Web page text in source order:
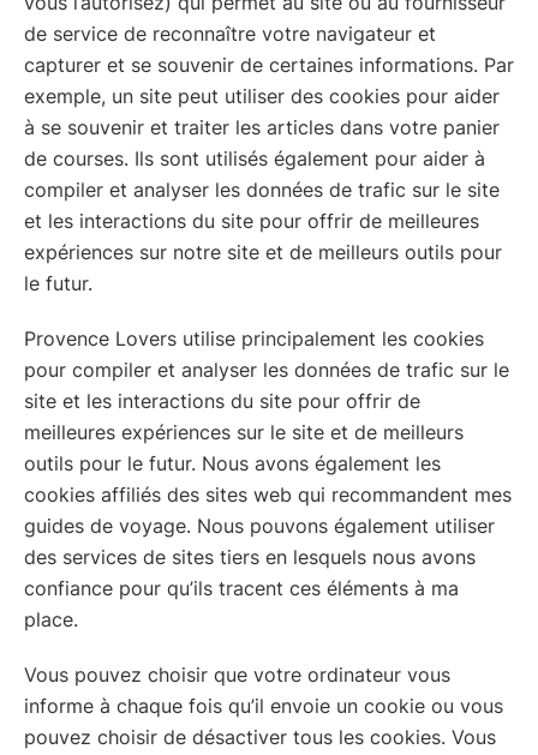
de service de reconnaître votre navigateur et
capturer et se souvenir de certaines informations. Par
exemple, un site peut utiliser des cookies pour aider
à se souvenir et traiter les articles dans votre panier
de courses. Ils sont utilisés également pour aider à
compiler et analyser les données de trafic sur le site
et les interactions du site pour offrir de meilleures
expériences sur notre site et de meilleurs outils pour
le futur.
Provence Lovers utilise principalement les cookies
pour compiler et analyser les données de trafic sur le
site et les interactions du site pour offrir de
meilleures expériences sur le site et de meilleurs
outils pour le futur. Nous avons également les
cookies affiliés des sites web qui recommandent mes
guides de voyage. Nous pouvons également utiliser
des services de sites tiers en lesquels nous avons
confiance pour qu’ils tracent ces éléments à ma
place.
Vous pouvez choisir que votre ordinateur vous
informe à chaque fois qu’il envoie un cookie ou vous
pouvez choisir de désactiver tous les cookies. Vous